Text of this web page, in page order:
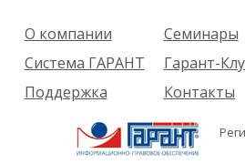
О компании
Компания
Проекты
Партнеры
Вакансии
Реквизиты
Система ГАРАНТ
О системе
решения
Комплекты
Поддержка
Пользователям
Будущим
пользователям
Семинары
Об услуге
семинары
Гарант-
Контакты